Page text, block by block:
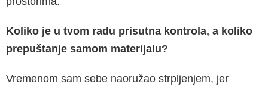
Koliko je u tvom radu prisutna kontrola, a koliko
prepuštanje samom materijalu?
Vremenom sam sebe naoružao strpljenjem, jer